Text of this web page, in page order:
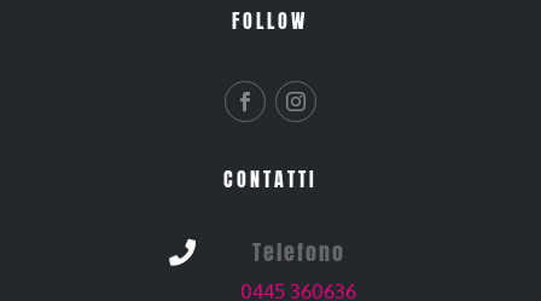
FOLLOW
CONTATTI
 Telefono
0445 360636